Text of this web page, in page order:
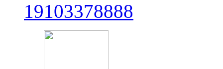
19103378888